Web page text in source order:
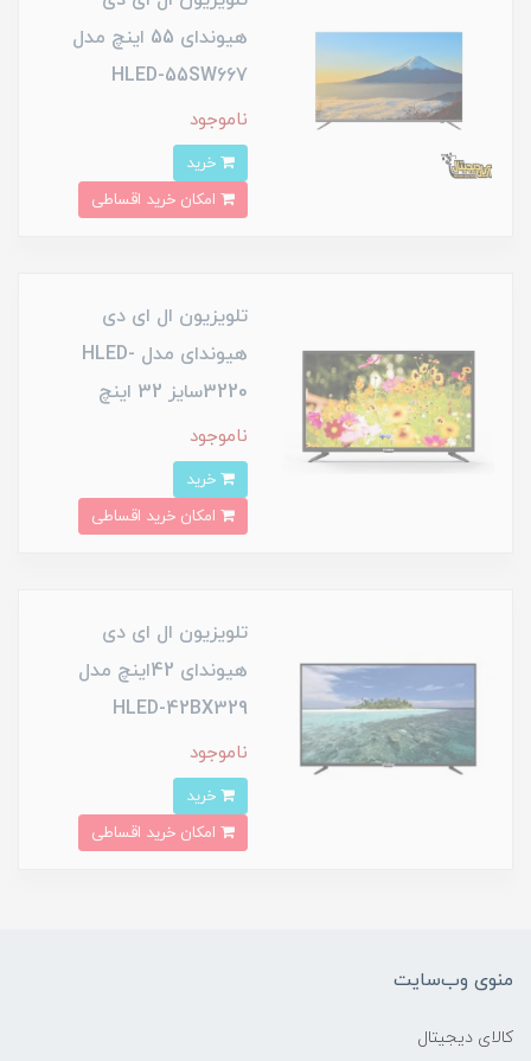
هیوندای 55 اینچ مدل
HLED-55SW667
ناموجود
تلویزیون ال ای دی
هیوندای مدل HLED-
3220سایز 32 اینچ
ناموجود
تلویزیون ال ای دی
هیوندای 42اینچ مدل
HLED-42BX329
ناموجود
منوی وب‌سایت
کالای دیجیتال